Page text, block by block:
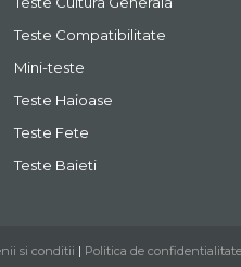
Teste Compatibilitate
Mini-teste
Teste Haioase
Teste Fete
Teste Baieti
si conditii | Politica de confidentialitate